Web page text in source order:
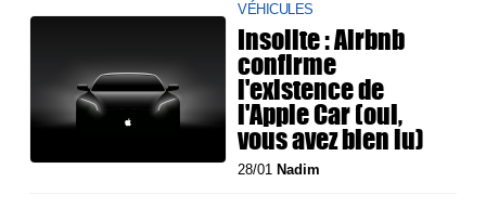
VÉHICULES
Insolite : Airbnb
confirme
l'existence de
l'Apple Car (oui,
vous avez bien lu)
28/01 Nadim